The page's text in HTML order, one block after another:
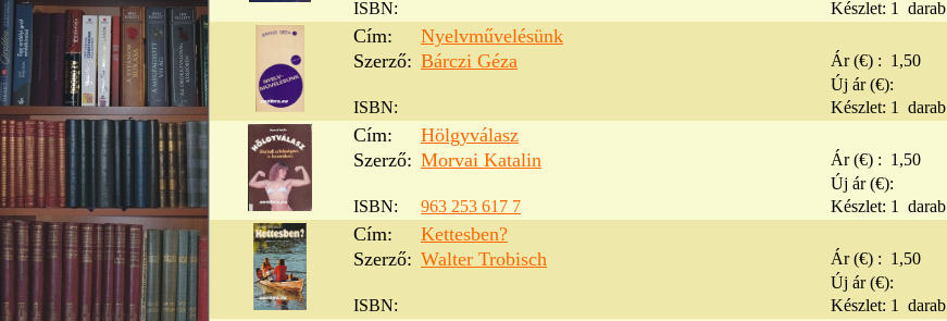
ISBN:
Készlet: 1 darab
Cím:
Nyelvművelésünk
Szerző: Bárczi Géza Ár (€) : 1,50
Új ár (€):
ISBN:
Készlet: 1 darab
Cím:
Hölgyválasz
Szerző: Morvai Katalin Ár (€) : 1,50
Új ár (€):
ISBN:
963 253 617 7 Készlet: 1 darab
Cím:
Kettesben?
Szerző: Walter Trobisch Ár (€) : 1,50
Új ár (€):
ISBN:
Készlet: 1 darab